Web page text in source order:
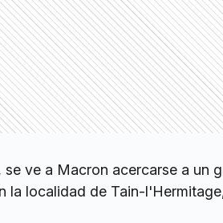
ve a Macron acercarse a un
la localidad de Tain-